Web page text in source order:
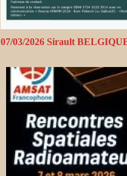
07/03/2026 Sirault